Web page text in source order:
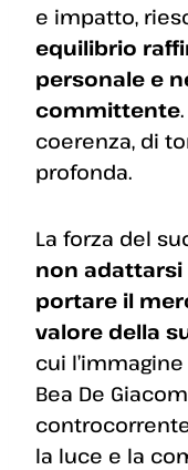
e impatto,
equilibrio
personale e
committente
coerenza, di
profonda.
La forza del
non adattarsi
portare il
valore della
cui
Bea De
la luce e la